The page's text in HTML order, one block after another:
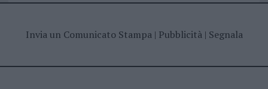
Invia un Comunicato Stampa| Pubblicità| Segnala